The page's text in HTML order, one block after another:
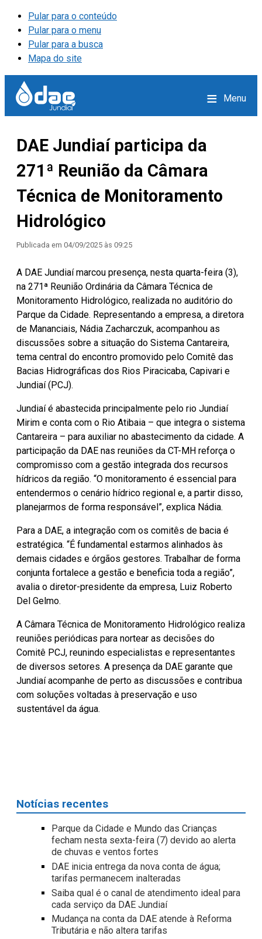
Pular para o conteúdo
Pular para o menu
Pular para a busca
Mapa do site
≡ Menu
DAE Jundiaí participa da
271ª Reunião da Câmara
Técnica de Monitoramento
Hidrológico
Publicada em 04/09/2025 às 09:25
A DAE Jundiaí marcou presença, nesta quarta-feira (3),
na 271ª Reunião Ordinária da Câmara Técnica de
Monitoramento Hidrológico, realizada no auditório do
Parque da Cidade. Representando a empresa, a diretora
de Mananciais, Nádia Zacharczuk, acompanhou as
discussões sobre a situação do Sistema Cantareira,
tema central do encontro promovido pelo Comitê das
Bacias Hidrográficas dos Rios Piracicaba, Capivari e
Jundiaí (PCJ).
Jundiaí é abastecida principalmente pelo rio Jundiaí
Mirim e conta com o Rio Atibaia – que integra o sistema
Cantareira – para auxiliar no abastecimento da cidade. A
participação da DAE nas reuniões da CT-MH reforça o
compromisso com a gestão integrada dos recursos
hídricos da região. “O monitoramento é essencial para
entendermos o cenário hídrico regional e, a partir disso,
planejarmos de forma responsável”, explica Nádia.
Para a DAE, a integração com os comitês de bacia é
estratégica. “É fundamental estarmos alinhados às
demais cidades e órgãos gestores. Trabalhar de forma
conjunta fortalece a gestão e beneficia toda a região”,
avalia o diretor-presidente da empresa, Luiz Roberto
Del Gelmo.
A Câmara Técnica de Monitoramento Hidrológico realiza
reuniões periódicas para nortear as decisões do
Comitê PCJ, reunindo especialistas e representantes
de diversos setores. A presença da DAE garante que
Jundiaí acompanhe de perto as discussões e contribua
com soluções voltadas à preservação e uso
sustentável da água.
Notícias recentes
Parque da Cidade e Mundo das Crianças
fecham nesta sexta-feira (7) devido ao alerta
de chuvas e ventos fortes
DAE inicia entrega da nova conta de água;
tarifas permanecem inalteradas
Saiba qual é o canal de atendimento ideal para
cada serviço da DAE Jundiaí
Mudança na conta da DAE atende à Reforma
Tributária e não altera tarifas